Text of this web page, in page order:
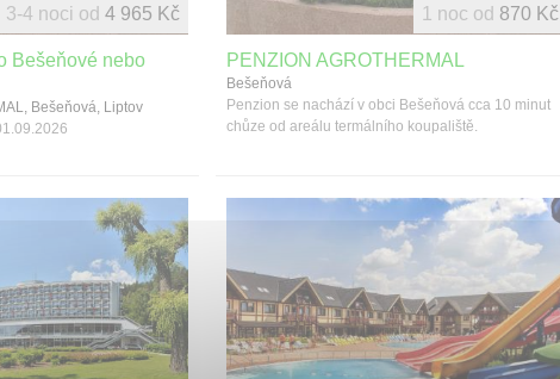
Bešeňové nebo
Bešeňová, Liptov
3-4 noci od 4 965 Kč
PENZION AGROTHERMAL
Bešeňová
Penzion se nachází v obci Bešeňová cca 10 minut
chůze od areálu termálního koupaliště.
1 noc od 870 Kč